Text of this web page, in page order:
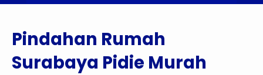
Pindahan Rumah
Surabaya Pidie Murah